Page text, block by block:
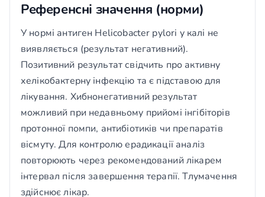
Референсні значення (норми)
У нормі антиген Helicobacter pylori у калі не
виявляється (результат негативний).
Позитивний результат свідчить про активну
хелікобактерну інфекцію та є підставою для
лікування. Хибнонегативний результат
можливий при недавньому прийомі інгібіторів
протонної помпи, антибіотиків чи препаратів
вісмуту. Для контролю ерадикації аналіз
повторюють через рекомендований лікарем
інтервал після завершення терапії. Тлумачення
здійснює лікар.